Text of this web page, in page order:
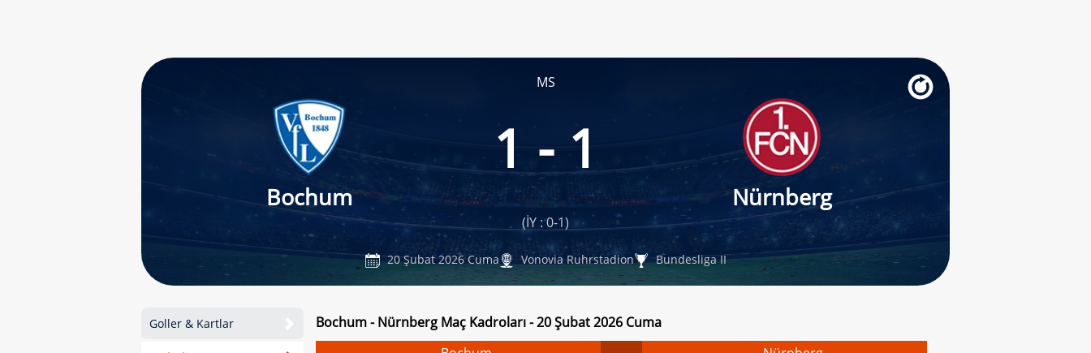
MS
Bochum
1 - 1
Nürnberg
(İY : 0-1)
20 Şubat 2026 Cuma Vonovia Ruhrstadion Bundesliga II
Goller & Kartlar
Bochum - Nürnberg Maç Kadroları - 20 Şubat 2026 Cuma